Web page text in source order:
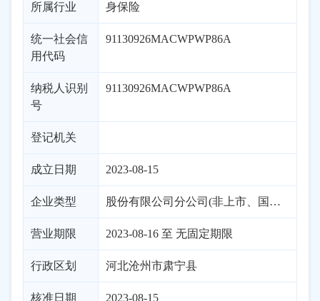
所属行业 身保险
统一社会信
用代码
91130926MACWPWP86A
纳税人识别
号
91130926MACWPWP86A
登记机关
成立日期 2023-08-15
企业类型 股份有限公司分公司(非上市、国有控股)
营业期限 2023-08-16 至 无固定期限
行政区划 河北沧州市肃宁县
核准日期 2023-08-15